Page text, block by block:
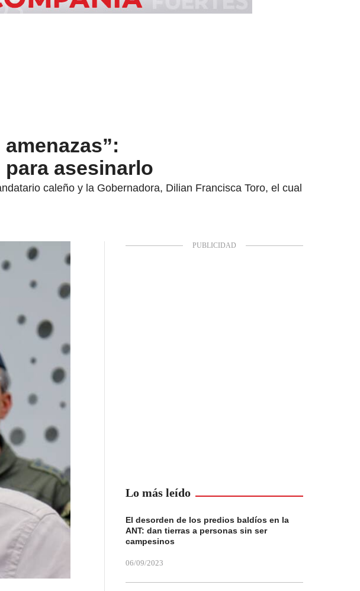
asesinarlo
caleño y la Gobernadora, Dilian Francisca Toro, el cual
Lo más leído
El desorden de los predios baldíos en la
ANT: dan tierras a personas sin ser
campesinos
06/09/2023